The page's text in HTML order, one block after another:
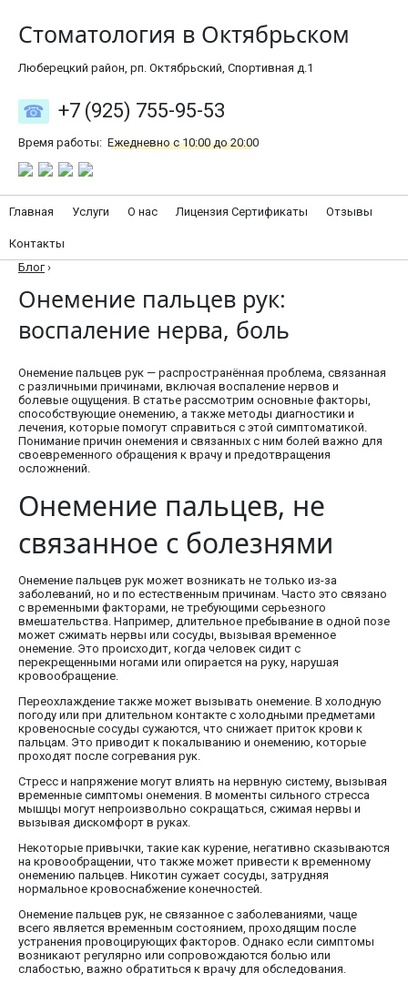
Стоматология в Октябрьском
Люберецкий район, рп. Октябрьский, Спортивная д.1
+7 (925) 755-95-53
Время работы: Ежедневно с 10:00 до 20:00
Главная Услуги О нас Лицензия Сертификаты Отзывы
Контакты
Блог ›
Онемение пальцев рук:
воспаление нерва, боль
Онемение пальцев рук — распространённая проблема, связанная
с различными причинами, включая воспаление нервов и
болевые ощущения. В статье рассмотрим основные факторы,
способствующие онемению, а также методы диагностики и
лечения, которые помогут справиться с этой симптоматикой.
Понимание причин онемения и связанных с ним болей важно для
своевременного обращения к врачу и предотвращения
осложнений.
Онемение пальцев, не
связанное с болезнями
Онемение пальцев рук может возникать не только из-за
заболеваний, но и по естественным причинам. Часто это связано
с временными факторами, не требующими серьезного
вмешательства. Например, длительное пребывание в одной позе
может сжимать нервы или сосуды, вызывая временное
онемение. Это происходит, когда человек сидит с
перекрещенными ногами или опирается на руку, нарушая
кровообращение.
Переохлаждение также может вызывать онемение. В холодную
погоду или при длительном контакте с холодными предметами
кровеносные сосуды сужаются, что снижает приток крови к
пальцам. Это приводит к покалыванию и онемению, которые
проходят после согревания рук.
Стресс и напряжение могут влиять на нервную систему, вызывая
временные симптомы онемения. В моменты сильного стресса
мышцы могут непроизвольно сокращаться, сжимая нервы и
вызывая дискомфорт в руках.
Некоторые привычки, такие как курение, негативно сказываются
на кровообращении, что также может привести к временному
онемению пальцев. Никотин сужает сосуды, затрудняя
нормальное кровоснабжение конечностей.
Онемение пальцев рук, не связанное с заболеваниями, чаще
всего является временным состоянием, проходящим после
устранения провоцирующих факторов. Однако если симптомы
возникают регулярно или сопровождаются болью или
слабостью, важно обратиться к врачу для обследования.